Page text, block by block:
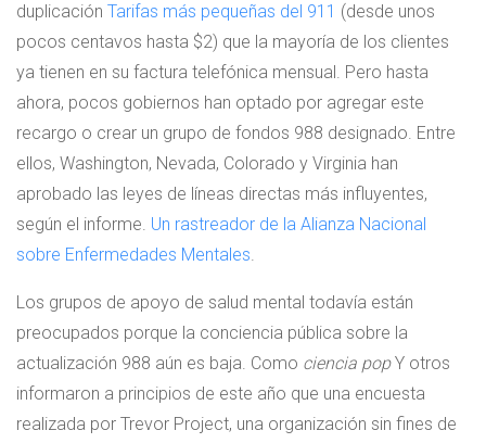
duplicación Tarifas más pequeñas del 911 (desde unos
pocos centavos hasta $2) que la mayoría de los clientes
ya tienen en su factura telefónica mensual. Pero hasta
ahora, pocos gobiernos han optado por agregar este
recargo o crear un grupo de fondos 988 designado. Entre
ellos, Washington, Nevada, Colorado y Virginia han
aprobado las leyes de líneas directas más influyentes,
según el informe. Un rastreador de la Alianza Nacional
sobre Enfermedades Mentales.
Los grupos de apoyo de salud mental todavía están
preocupados porque la conciencia pública sobre la
actualización 988 aún es baja. Como ciencia popY otros
informaron a principios de este año que una encuesta
realizada por Trevor Project, una organización sin fines de